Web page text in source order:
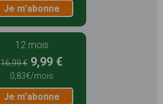
Je m'abonne
12 mois
16,99 € 9,99 €
0,83€/mois
Je m'abonne